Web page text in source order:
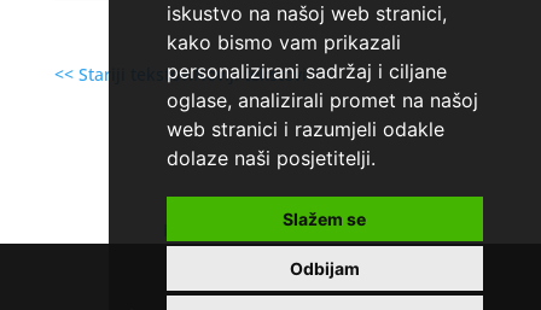
iskustvo na našoj web stranici,
kako bismo vam prikazali
personalizirani sadržaj i ciljane
oglase, analizirali promet na našoj
web stranici i razumjeli odakle
dolaze naši posjetitelji.
Slažem se
Odbijam
<< Stariji tekstoviNoviji tekstovi >>
Pozajmice čakovec